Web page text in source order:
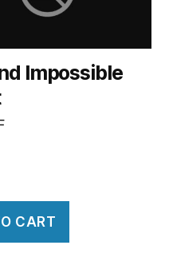
Impossible
CART